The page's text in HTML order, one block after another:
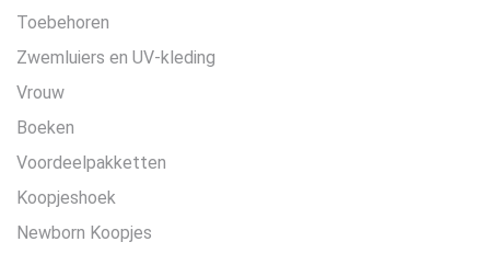
Toebehoren
Zwemluiers en UV-kleding
Vrouw
Boeken
Voordeelpakketten
Koopjeshoek
Newborn Koopjes